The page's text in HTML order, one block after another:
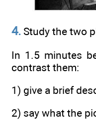
4. Study the two
In 1.5 minutes
contrast them:
1) give a brief
2) say what the